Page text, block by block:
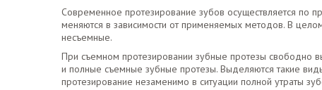
Современное протезирование зубов осуществляется по
меняются в зависимости от применяемых методов. В
несъемные.
При съемном протезировании зубные протезы свободно
и полные съемные зубные протезы. Выделяются такие
протезирование незаменимо в ситуации полной утраты